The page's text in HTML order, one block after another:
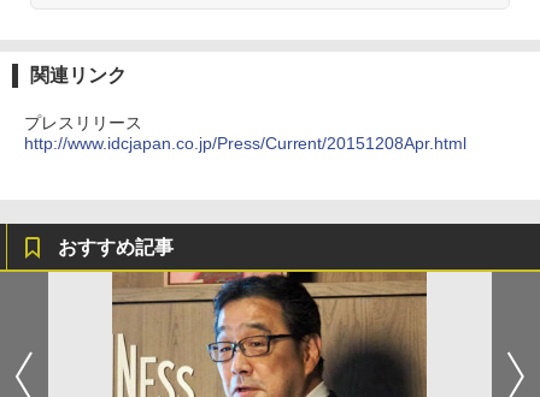
関連リンク
プレスリリース
http://www.idcjapan.co.jp/Press/Current/20151208Apr.html
おすすめ記事